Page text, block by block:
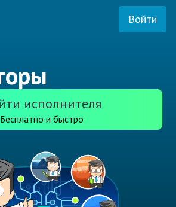
Войти
исполнителя
Бесплатно и быстро